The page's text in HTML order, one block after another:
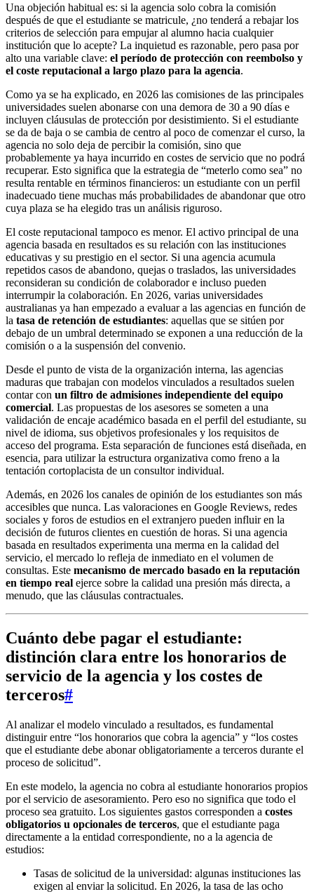
Una objeción habitual es: si la agencia solo cobra la comisión
después de que el estudiante se matricule, ¿no tenderá a rebajar los
criterios de selección para empujar al alumno hacia cualquier
institución que lo acepte? La inquietud es razonable, pero pasa por
alto una variable clave: el período de protección con reembolso y
el coste reputacional a largo plazo para la agencia.
Como ya se ha explicado, en 2026 las comisiones de las principales
universidades suelen abonarse con una demora de 30 a 90 días e
incluyen cláusulas de protección por desistimiento. Si el estudiante
se da de baja o se cambia de centro al poco de comenzar el curso, la
agencia no solo deja de percibir la comisión, sino que
probablemente ya haya incurrido en costes de servicio que no podrá
recuperar. Esto significa que la estrategia de “meterlo como sea” no
resulta rentable en términos financieros: un estudiante con un perfil
inadecuado tiene muchas más probabilidades de abandonar que otro
cuya plaza se ha elegido tras un análisis riguroso.
El coste reputacional tampoco es menor. El activo principal de una
agencia basada en resultados es su relación con las instituciones
educativas y su prestigio en el sector. Si una agencia acumula
repetidos casos de abandono, quejas o traslados, las universidades
reconsideran su condición de colaborador e incluso pueden
interrumpir la colaboración. En 2026, varias universidades
australianas ya han empezado a evaluar a las agencias en función de
la tasa de retención de estudiantes: aquellas que se sitúen por
debajo de un umbral determinado se exponen a una reducción de la
comisión o a la suspensión del convenio.
Desde el punto de vista de la organización interna, las agencias
maduras que trabajan con modelos vinculados a resultados suelen
contar con un filtro de admisiones independiente del equipo
comercial. Las propuestas de los asesores se someten a una
validación de encaje académico basada en el perfil del estudiante, su
nivel de idioma, sus objetivos profesionales y los requisitos de
acceso del programa. Esta separación de funciones está diseñada, en
esencia, para utilizar la estructura organizativa como freno a la
tentación cortoplacista de un consultor individual.
Además, en 2026 los canales de opinión de los estudiantes son más
accesibles que nunca. Las valoraciones en Google Reviews, redes
sociales y foros de estudios en el extranjero pueden influir en la
decisión de futuros clientes en cuestión de horas. Si una agencia
basada en resultados experimenta una merma en la calidad del
servicio, el mercado lo refleja de inmediato en el volumen de
consultas. Este mecanismo de mercado basado en la reputación
en tiempo real ejerce sobre la calidad una presión más directa, a
menudo, que las cláusulas contractuales.
Cuánto debe pagar el estudiante:
distinción clara entre los honorarios de
servicio de la agencia y los costes de
terceros#
Al analizar el modelo vinculado a resultados, es fundamental
distinguir entre “los honorarios que cobra la agencia” y “los costes
que el estudiante debe abonar obligatoriamente a terceros durante el
proceso de solicitud”.
En este modelo, la agencia no cobra al estudiante honorarios propios
por el servicio de asesoramiento. Pero eso no significa que todo el
proceso sea gratuito. Los siguientes gastos corresponden a costes
obligatorios u opcionales de terceros, que el estudiante paga
directamente a la entidad correspondiente, no a la agencia de
estudios:
Tasas de solicitud de la universidad: algunas instituciones las
exigen al enviar la solicitud. En 2026, la tasa de las ocho